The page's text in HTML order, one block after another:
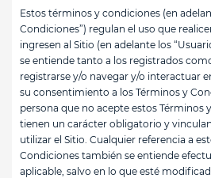
Estos términos y condiciones (en
Condiciones”) regulan el uso que
ingresen al Sitio (en adelante los
se entiende tanto a los registrados
registrarse y/o navegar y/o interactuar
su consentimiento a los Términos y
persona que no acepte estos Términos
tienen un carácter obligatorio y
utilizar el Sitio. Cualquier referencia a
Condiciones también se entiende
aplicable, salvo en lo que esté